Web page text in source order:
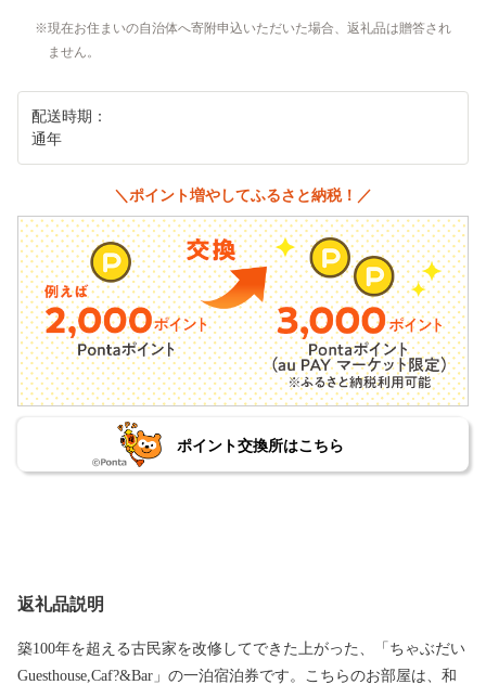
現在お住まいの自治体へ寄附申込いただいた場合、返礼品は贈答され
ません。
配送時期：
通年
＼ポイント増やしてふるさと納税！／
ポイント交換所はこちら
返礼品説明
築100年を超える古民家を改修してできた上がった、「ちゃぶだい
Guesthouse,Caf?&Bar」の一泊宿泊券です。こちらのお部屋は、和